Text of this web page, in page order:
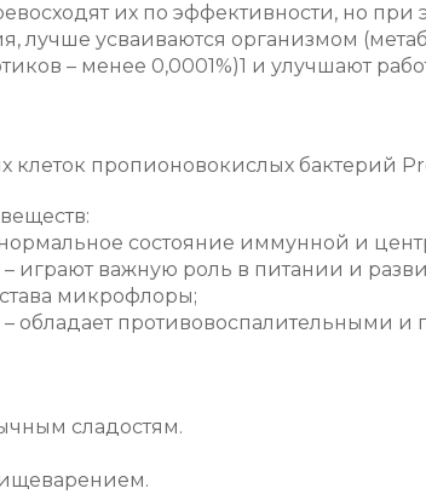
их по эффективности, но
лучше усваиваются организмом
– менее 0,0001%)1 и улучшают
клеток пропионовокислых бактерий
состояние иммунной и
играют важную роль в питании и
микрофлоры;
обладает противовоспалительными
сладостям.